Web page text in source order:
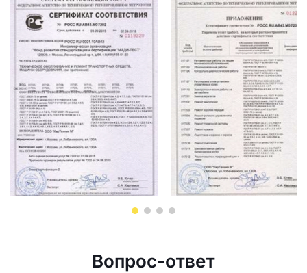
Вопрос-ответ